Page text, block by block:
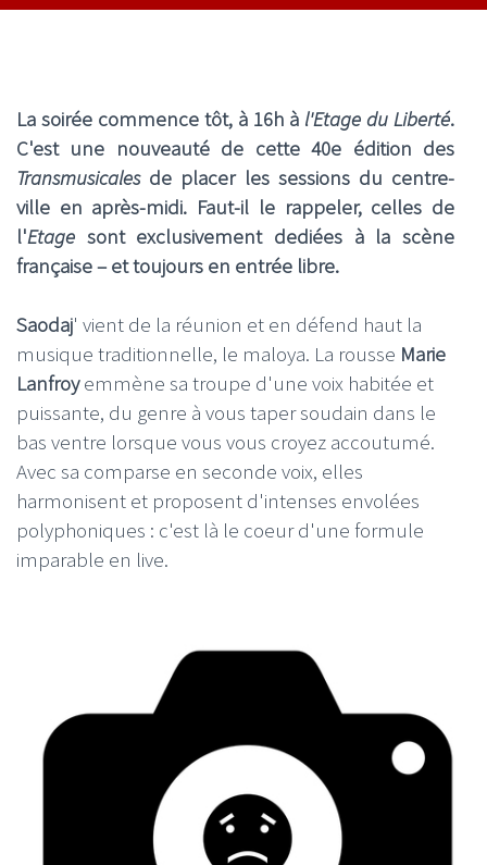
La soirée commence tôt, à 16h à l'Etage du Liberté.
C'est une nouveauté de cette 40e édition des
Transmusicales de placer les sessions du centre-
ville en après-midi. Faut-il le rappeler, celles de
l'Etage sont exclusivement dediées à la scène
française – et toujours en entrée libre.
Saodaj' vient de la réunion et en défend haut la
musique traditionnelle, le maloya. La rousse Marie
Lanfroyemmène sa troupe d'une voix habitée et
puissante, du genre à vous taper soudain dans le
bas ventre lorsque vous vous croyez accoutumé.
Avec sa comparse en seconde voix, elles
harmonisent et proposent d'intenses envolées
polyphoniques : c'est là le coeur d'une formule
imparable en live.